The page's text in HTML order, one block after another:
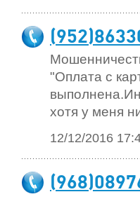
"Оплата с
хотя у меня
12/12/2016